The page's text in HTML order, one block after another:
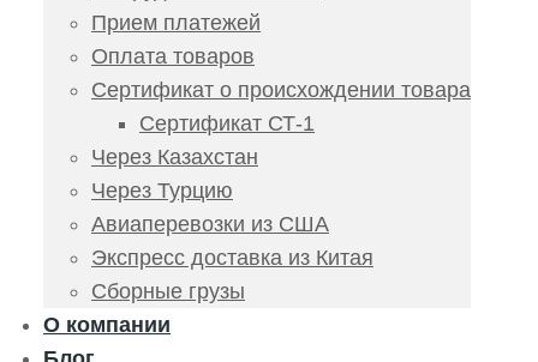
Прием платежей
Оплата товаров
Сертификат о происхождении товара
Сертификат СТ-1
Через Казахстан
Через Турцию
Авиаперевозки из США
Экспресс доставка из Китая
Сборные грузы
О компании